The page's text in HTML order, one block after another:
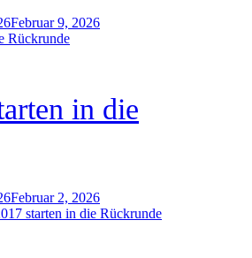
Februar 9, 2026
in die
Februar 2, 2026